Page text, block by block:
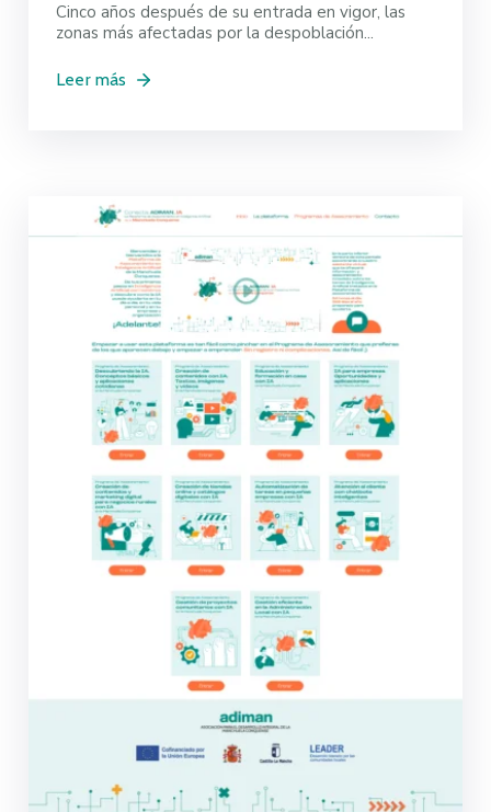
Cinco años después de su entrada en vigor, las
zonas más afectadas por la despoblación...
Leer más